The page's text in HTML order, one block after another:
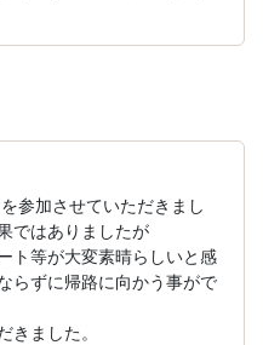
参加させていただきまし
ではありましたが
ト等が大変素晴らしいと感
らずに帰路に向かう事がで
きました。